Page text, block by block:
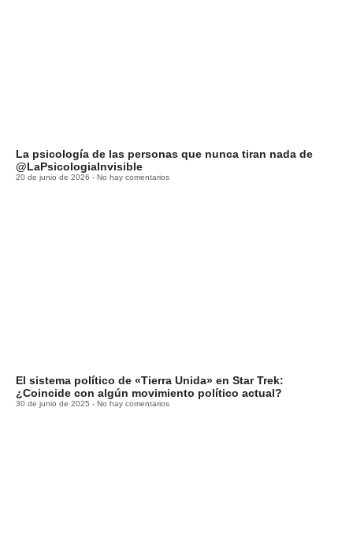
La psicología de las personas que nunca tiran nada de
@LaPsicologiaInvisible
20 de junio de 2026 No hay comentarios
El sistema político de «Tierra Unida» en Star Trek:
¿Coincide con algún movimiento político actual?
30 de junio de 2025 No hay comentarios